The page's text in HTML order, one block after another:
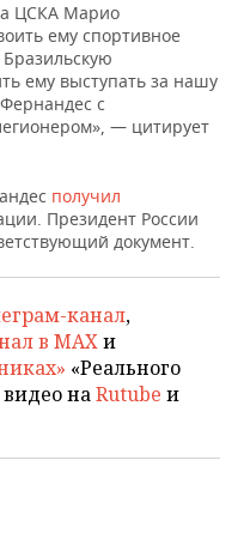
ЦСКА Марио
ему спортивное
ему выступать за нашу
с
— цитирует
получил
Президент России
документ.
канал,
в MAXи
«Реального
наRutube и